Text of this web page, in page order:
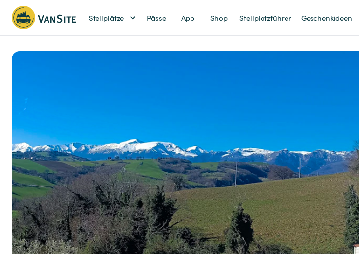
Stellplätze Pässe App Shop Stellplatzführer Geschenkideen